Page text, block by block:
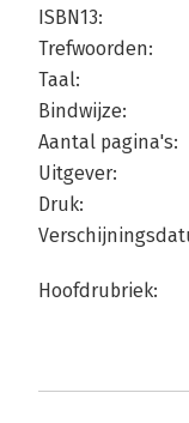
ISBN13:
Trefwoorden:
Taal:
Bindwijze:
Aantal pagina's:
Uitgever:
Druk:
Hoofdrubriek: